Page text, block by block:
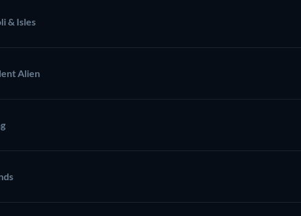
& Isles
Alien